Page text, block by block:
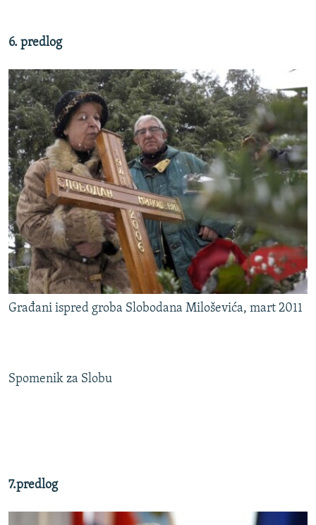
6. predlog
Građani ispred groba Slobodana Miloševića, mart 2011
Spomenik za Slobu
7.predlog